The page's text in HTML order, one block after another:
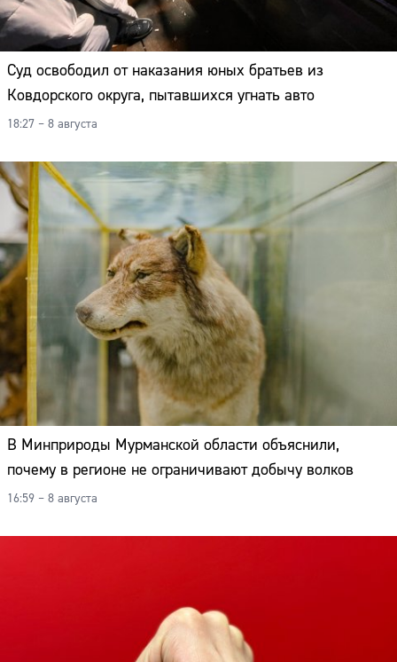
Суд освободил от наказания юных братьев из
Ковдорского округа, пытавшихся угнать авто
18:27 – 8 августа
В Минприроды Мурманской области объяснили,
почему в регионе не ограничивают добычу волков
16:59 – 8 августа